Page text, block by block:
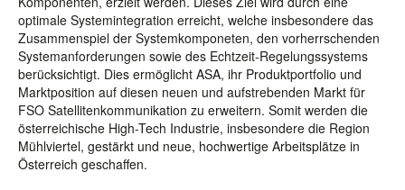
optimale Systemintegration erreicht, welche insbesondere das
Zusammenspiel der Systemkomponeten, den vorherrschenden
Systemanforderungen sowie des Echtzeit-Regelungssystems
berücksichtigt. Dies ermöglicht ASA, ihr Produktportfolio und
Marktposition auf diesen neuen und aufstrebenden Markt für
FSO Satellitenkommunikation zu erweitern. Somit werden die
österreichische High-Tech Industrie, insbesondere die Region
Mühlviertel, gestärkt und neue, hochwertige Arbeitsplätze in
Österreich geschaffen.